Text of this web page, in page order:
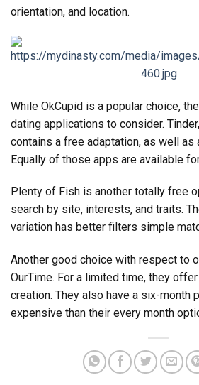
orientation, and location.
While OkCupid is a popular choice,
dating applications to consider.
contains a free adaptation, as well as
Equally of those apps are available
Plenty of Fish is another totally free
search by site, interests, and traits.
variation has better filters simple
Another good choice with respect to
OurTime. For a limited time, they
creation. They also have a six-month
expensive than their every month